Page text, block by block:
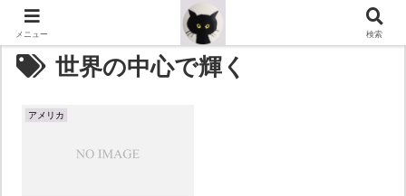
世界の中心で輝く
アメリカ
メニュー 検索